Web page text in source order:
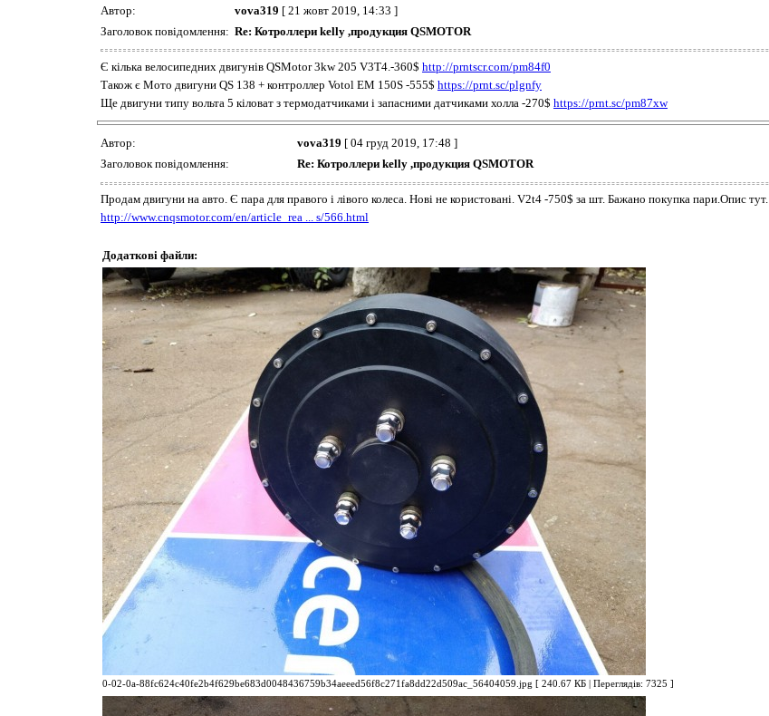
Автор: vova319 [ 21 жовт 2019, 14:33 ]
Заголовок повідомлення: Re: Котроллери kelly ,продукция QSMOTOR
Є кілька велосипедних двигунів QSMotor 3kw 205 V3T4.-360$ http://prntscr.com/pm84f0
Також є Мото двигуни QS 138 + контроллер Votol EM 150S -555$ https://prnt.sc/plgnfy
Ще двигуни типу вольта 5 кіловат з термодатчиками і запасними датчиками холла -270$ https://prnt.sc/pm87xw
Автор: vova319 [ 04 груд 2019, 17:48 ]
Заголовок повідомлення:
Re: Котроллери kelly ,продукция QSMOTOR
Продам двигуни на авто. Є пара для правого і лівого колеса. Нові не користовані. V2t4 -750$ за шт. Бажано покупка пари.Опис тут.
http://www.cnqsmotor.com/en/article_rea ... s/566.html
Додаткові файли:
0-02-0a-88fc624c40fe2b4f629be683d0048436759b34aeeed56f8c271fa8dd22d509ac_56404059.jpg [ 240.67 КБ | Переглядів: 7325 ]